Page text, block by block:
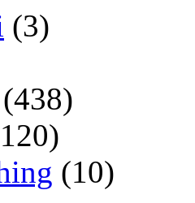
(3)
(438)
(10)